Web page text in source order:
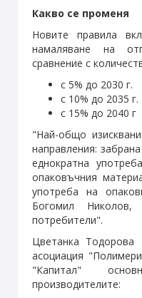
Какво се променя
Новите правила
намаляване на
сравнение с
с 5% до 2030 г.
с 10% до 2035 г.
с 15% до 2040 г
"Най-общо
направления:
еднократна
опаковъчния
употреба на
Богомил Николов,
потребители".
Цветанка Тодорова
асоциация "Полимер
"Капитал"
производителите: